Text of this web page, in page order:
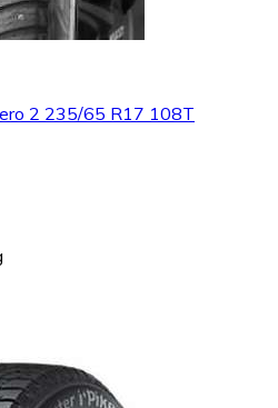
2 235/65 R17 108T